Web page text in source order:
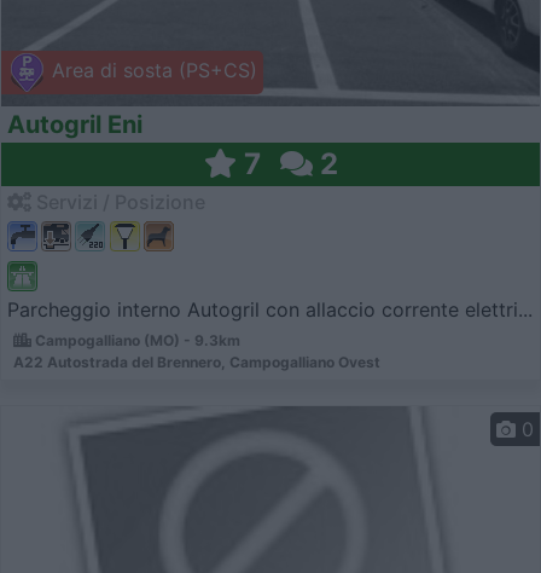
Area di sosta (PS+CS)
Autogril Eni
7 2
Parcheggio interno Autogril con allaccio corrente elettri...
Campogalliano (MO) - 9.3km
A22 Autostrada del Brennero, Campogalliano Ovest
0